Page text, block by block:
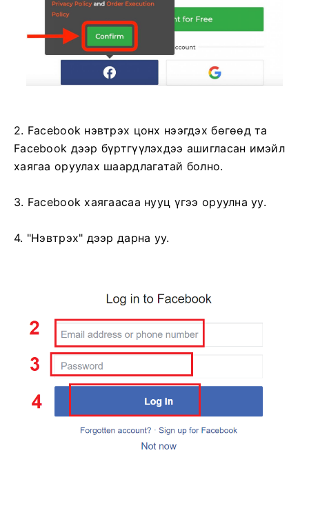
2. Facebook нэвтрэх цонх нээгдэх бөгөөд та
Facebook дээр бүртгүүлэхдээ ашигласан имэйл
хаягаа оруулах шаардлагатай болно.
3. Facebook хаягаасаа нууц үгээ оруулна уу.
4. "Нэвтрэх" дээр дарна уу.